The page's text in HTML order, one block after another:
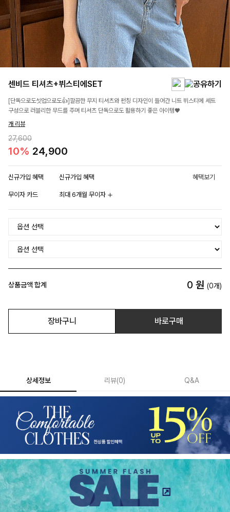
센비드 티셔츠+뷔스티에SET
[단독으로도셋업으로도👍]깔끔한 무지 티셔츠와 펀칭 디자인이 들어간 니트 뷔스티에 세트
구성으로 러블리한 무드를 주며 티셔츠 단독으로도 활용하기 좋은 아이템♥
개 리뷰
27,600
10% 24,900
신규가입 혜택 신규가입 혜택 혜택보기
무이자 카드 최대 6개월 무이자
상품금액 합계 0 원 (0개)
장바구니 바로구매
상세정보 리뷰(0) Q&A